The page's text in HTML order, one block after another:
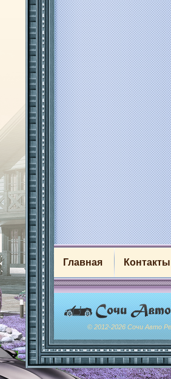
Главная Контакты
© 2012-2026 Сочи Авто